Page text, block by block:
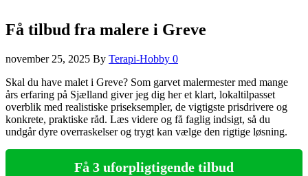
Få tilbud fra malere i Greve
november 25, 2025 By Terapi-Hobby 0
Skal du have malet i Greve? Som garvet malermester med mange
års erfaring på Sjælland giver jeg dig her et klart, lokaltilpasset
overblik med realistiske priseksempler, de vigtigste prisdrivere og
konkrete, praktiske råd. Læs videre og få faglig indsigt, så du
undgår dyre overraskelser og trygt kan vælge den rigtige løsning.
Få 3 uforpligtigende tilbud